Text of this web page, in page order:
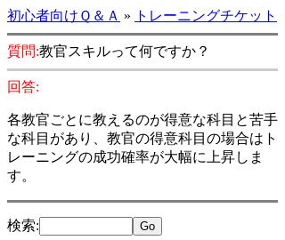
初心者向けＱ＆Ａ » トレーニングチケット
質問:教官スキルって何ですか？
回答:
各教官ごとに教えるのが得意な科目と苦手
な科目があり、教官の得意科目の場合はト
レーニングの成功確率が大幅に上昇しま
す。
検索: